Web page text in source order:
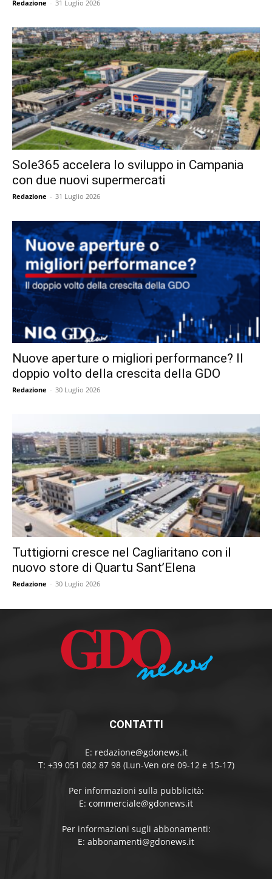
Redazione - 31 Luglio 2026
Sole365 accelera lo sviluppo in Campania
con due nuovi supermercati
Redazione - 31 Luglio 2026
Nuove aperture o migliori performance? Il
doppio volto della crescita della GDO
Redazione - 30 Luglio 2026
Tuttigiorni cresce nel Cagliaritano con il
nuovo store di Quartu Sant’Elena
Redazione - 30 Luglio 2026
CONTATTI
E: redazione@gdonews.it
T: +39 051 082 87 98 (Lun-Ven ore 09-12 e 15-17)
Per informazioni sulla pubblicità:
E: commerciale@gdonews.it
Per informazioni sugli abbonamenti:
E: abbonamenti@gdonews.it